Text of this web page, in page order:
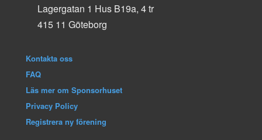
Lagergatan 1 Hus B19a, 4 tr
415 11 Göteborg
Kontakta oss
FAQ
Läs mer om Sponsorhuset
Privacy Policy
Registrera ny förening